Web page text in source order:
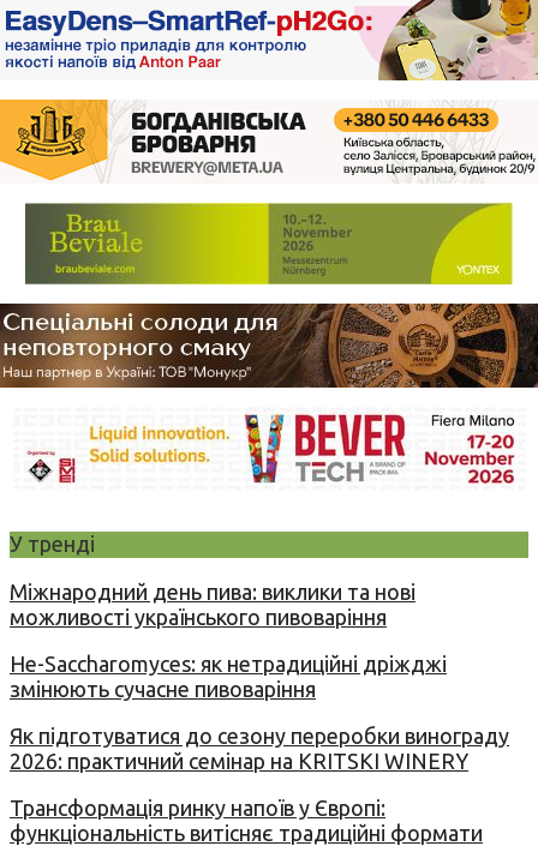
У тренді
Міжнародний день пива: виклики та нові
можливості українського пивоваріння
Не-Saccharomyces: як нетрадиційні дріжджі
змінюють сучасне пивоваріння
Як підготуватися до сезону переробки винограду
2026: практичний семінар на KRITSKI WINERY
Трансформація ринку напоїв у Європі:
функціональність витісняє традиційні формати